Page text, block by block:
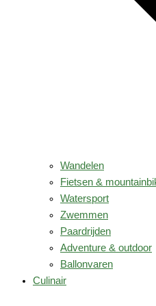
Wandelen
Fietsen &
Watersport
Zwemmen
Paardrijden
Adventure & outdoor
Ballonvaren
Culinair